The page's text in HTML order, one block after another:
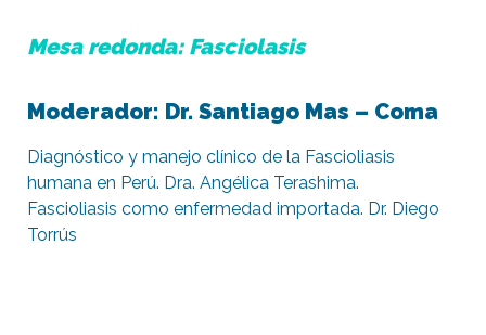
Mesa redonda: Fasciolasis
Moderador: Dr. Santiago Mas – Coma
Diagnóstico y manejo clínico de la Fascioliasis
humana en Perú. Dra. Angélica Terashima.
Fascioliasis como enfermedad importada. Dr. Diego
Torrús